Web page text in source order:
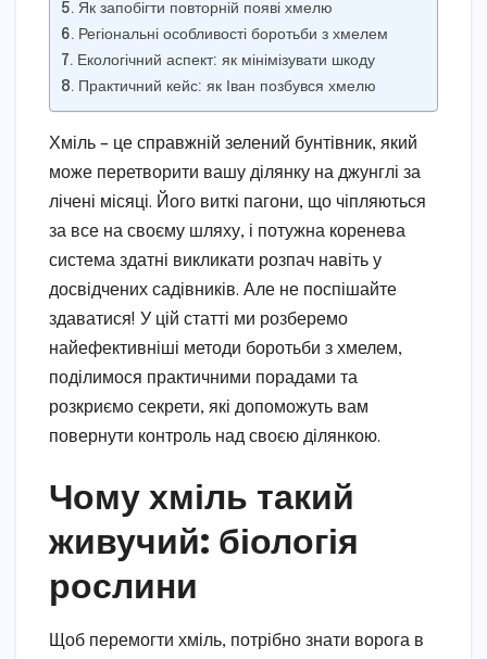
Як запобігти повторній появі хмелю
Регіональні особливості боротьби з хмелем
Екологічний аспект: як мінімізувати шкоду
Практичний кейс: як Іван позбувся хмелю
Хміль – це справжній зелений бунтівник, який
може перетворити вашу ділянку на джунглі за
лічені місяці. Його виткі пагони, що чіпляються
за все на своєму шляху, і потужна коренева
система здатні викликати розпач навіть у
досвідчених садівників. Але не поспішайте
здаватися! У цій статті ми розберемо
найефективніші методи боротьби з хмелем,
поділимося практичними порадами та
розкриємо секрети, які допоможуть вам
повернути контроль над своєю ділянкою.
Чому хміль такий
живучий: біологія
рослини
Щоб перемогти хміль, потрібно знати ворога в